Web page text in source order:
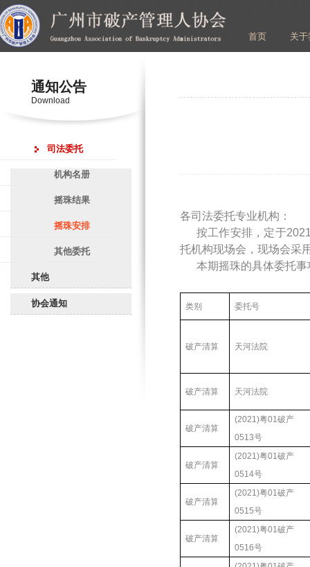
首页 关
通知公告
Download
司法委托
机构名册
摇珠结果
摇珠安排
其他委托
其他
协会通知
各司法委托专业机构：
按工作安排，定于
托机构现场会，现场会采
本期摇珠的具体委托
类别 委托号
破产清算 天河法院
破产清算 天河法院
破产清算
(2021)粤01破产
0513号
破产清算
(2021)粤01破产
0514号
破产清算
(2021)粤01破产
0515号
破产清算
(2021)粤01破产
0516号